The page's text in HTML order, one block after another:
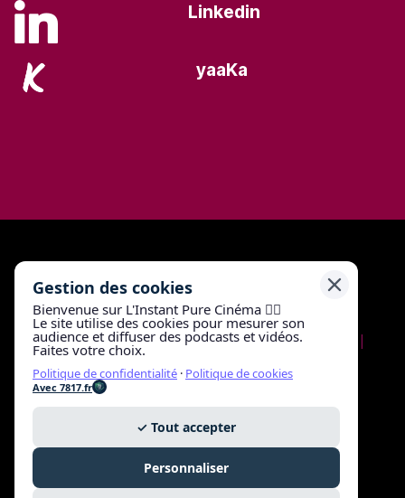
Linkedin
yaaKa
Mentions légales|Politique de confidentialité
|
Gestion des cookies
Conformité numérique du site
Avec 7817.fr
Gestion des cookies
Bienvenue sur L'Instant Pure Cinéma 🖐🏼
Le site utilise des cookies pour mesurer son
audience et diffuser des podcasts et vidéos.
Faites votre choix.
Politique de confidentialité · Politique de cookies
Avec 7817.fr
✓ Tout accepter
Personnaliser